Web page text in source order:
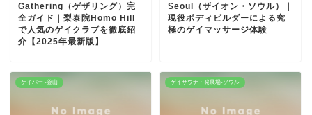
Gathering（ゲザリング）完
全ガイド｜梨泰院Homo Hill
で人気のゲイクラブを徹底紹
介【2025年最新版】
Seoul（ザイオン・ソウル）｜
現役ボディビルダーによる究
極のゲイマッサージ体験
ゲイバー -釜山 ゲイサウナ・発展場-ソウル